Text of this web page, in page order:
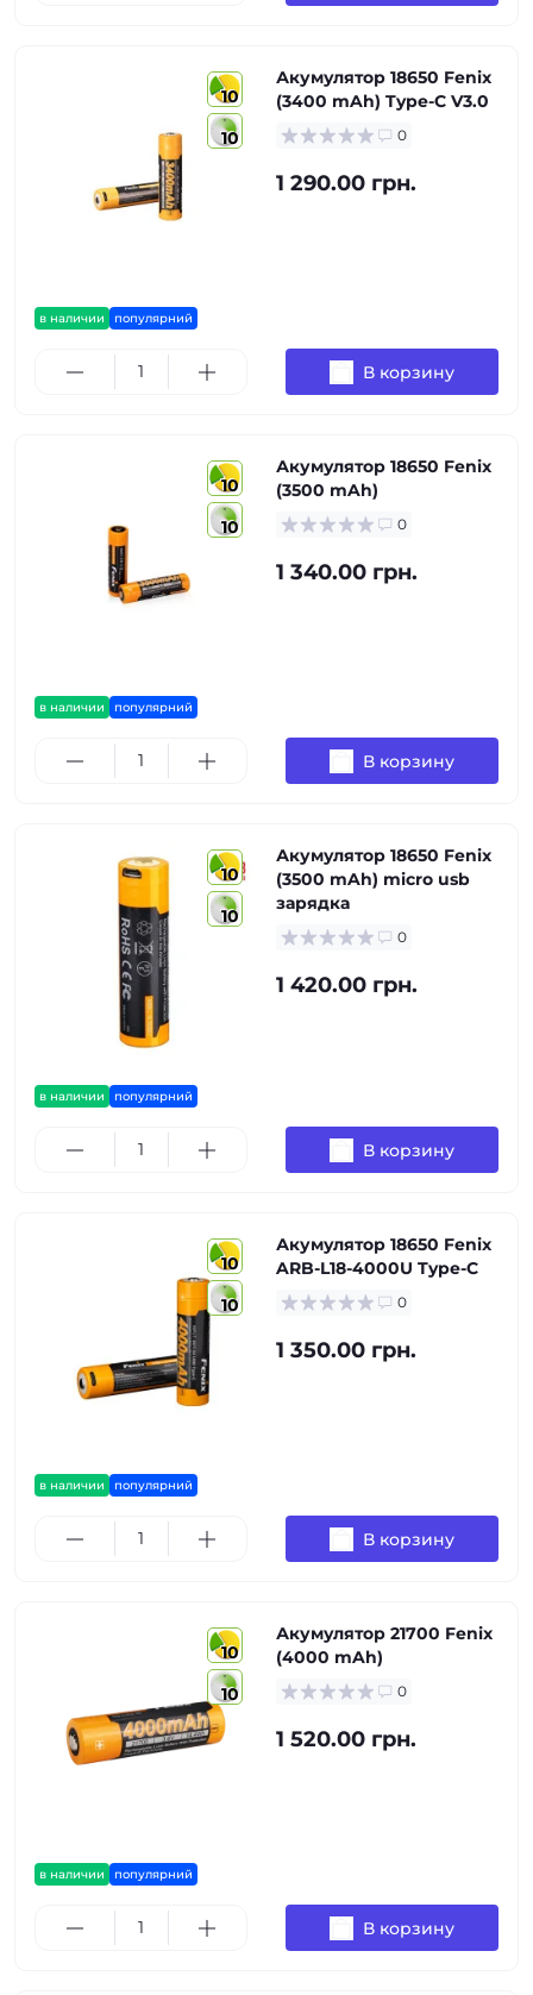
10
10
в наличии популярний
Акумулятор 18650 Fenix
(3400 mAh) Type-C V3.0
0
1 290.00 грн.
В корзину
10
10
в наличии популярний
Акумулятор 18650 Fenix
(3500 mAh)
0
1 340.00 грн.
В корзину
10
10
в наличии популярний
Акумулятор 18650 Fenix
(3500 mAh) micro usb
зарядка
0
1 420.00 грн.
В корзину
10
10
в наличии популярний
Акумулятор 18650 Fenix
ARB-L18-4000U Type-C
0
1 350.00 грн.
В корзину
10
10
в наличии популярний
Акумулятор 21700 Fenix
(4000 mAh)
0
1 520.00 грн.
В корзину